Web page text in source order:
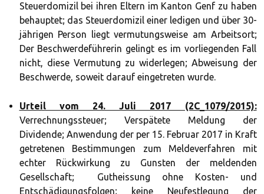
Steuerdomizil bei ihren Eltern im Kanton Genf zu haben
behauptet; das Steuerdomizil einer ledigen und über 30-
jährigen Person liegt vermutungsweise am Arbeitsort;
Der Beschwerdeführerin gelingt es im vorliegenden Fall
nicht, diese Vermutung zu widerlegen; Abweisung der
Beschwerde, soweit darauf eingetreten wurde.
Urteil vom 24. Juli 2017 (2C_1079/2015):
Verrechnungssteuer; Verspätete Meldung der
Dividende; Anwendung der per 15. Februar 2017 in Kraft
getretenen Bestimmungen zum Meldeverfahren mit
echter Rückwirkung zu Gunsten der meldenden
Gesellschaft; Gutheissung ohne Kosten- und
Entschädigungsfolgen; keine Neufestlegung der